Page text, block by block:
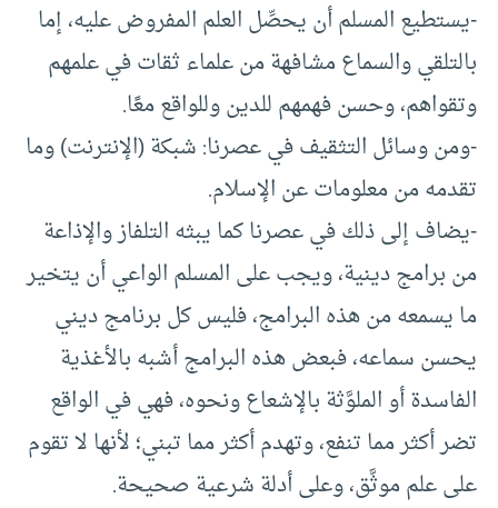
-يستطيع المسلم أن يحصِّل العلم المفروض عليه، إما
بالتلقي والسماع مشافهة من علماء ثقات في علمهم
وتقواهم، وحسن فهمهم للدين وللواقع معًا.
-ومن وسائل التثقيف في عصرنا: شبكة (الإنترنت) وما
تقدمه من معلومات عن الإسلام.
-يضاف إلى ذلك في عصرنا كما يبثه التلفاز والإذاعة
من برامج دينية، ويجب على المسلم الواعي أن يتخير
ما يسمعه من هذه البرامج، فليس كل برنامج ديني
يحسن سماعه، فبعض هذه البرامج أشبه بالأغذية
الفاسدة أو الملوَّثة بالإشعاع ونحوه، فهي في الواقع
تضر أكثر مما تنفع، وتهدم أكثر مما تبني؛ لأنها لا تقوم
على علم موثَّق، وعلى أدلة شرعية صحيحة.